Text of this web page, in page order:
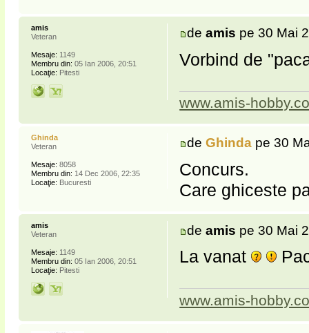
deamis pe 30 Mai
Vorbind de
www.amis-
amis
Veteran
Mesaje: 1149
Membru din: 05 Ian 2006, 20:51
Locaţie: Pitesti
deGhinda pe 30
Concurs.
Care ghiceste
Ghinda
Veteran
Mesaje: 8058
Membru din: 14 Dec 2006, 22:35
Locaţie: Bucuresti
deamis pe 30 Mai
La vanat
www.amis-
amis
Veteran
Mesaje: 1149
Membru din: 05 Ian 2006, 20:51
Locaţie: Pitesti